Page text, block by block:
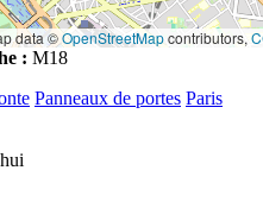
data ©OpenStreetMapcontributors,
: M18
Panneaux de portes Paris